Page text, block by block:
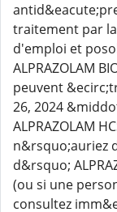
traitement par
d'emploi et
ALPRAZOLAM
peuvent
26, 2024
ALPRAZOLAM
n&rsquo;auriez
d&rsquo;
(ou si une
consultez